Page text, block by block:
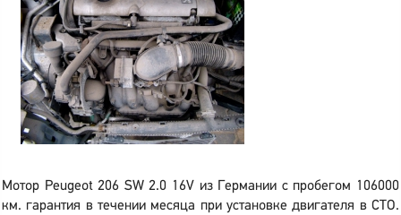
Мотор Peugeot 206 SW 2.0 16V из Германии с пробегом 106000
км. гарантия в течении месяца при установке двигателя в СТО.